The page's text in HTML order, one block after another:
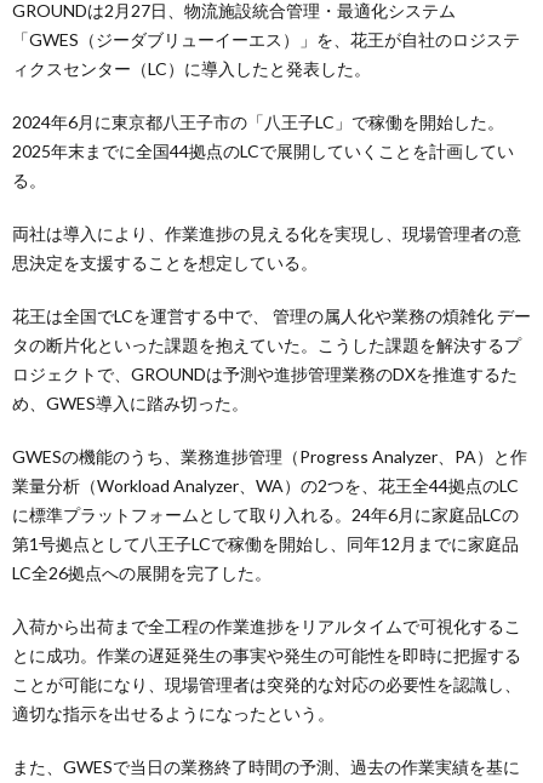
GROUNDは2月27日、物流施設統合管理・最適化システム
「GWES（ジーダブリューイーエス）」を、花王が自社のロジステ
ィクスセンター（LC）に導入したと発表した。
2024年6月に東京都八王子市の「八王子LC」で稼働を開始した。
2025年末までに全国44拠点のLCで展開していくことを計画してい
る。
両社は導入により、作業進捗の見える化を実現し、現場管理者の意
思決定を支援することを想定している。
花王は全国でLCを運営する中で、 管理の属人化や業務の煩雑化 デー
タの断片化といった課題を抱えていた。こうした課題を解決するプ
ロジェクトで、GROUNDは予測や進捗管理業務のDXを推進するた
め、GWES導入に踏み切った。
GWESの機能のうち、業務進捗管理（Progress Analyzer、PA）と作
業量分析（Workload Analyzer、WA）の2つを、花王全44拠点のLC
に標準プラットフォームとして取り入れる。24年6月に家庭品LCの
第1号拠点として八王子LCで稼働を開始し、同年12月までに家庭品
LC全26拠点への展開を完了した。
入荷から出荷まで全工程の作業進捗をリアルタイムで可視化するこ
とに成功。作業の遅延発生の事実や発生の可能性を即時に把握する
ことが可能になり、現場管理者は突発的な対応の必要性を認識し、
適切な指示を出せるようになったという。
また、GWESで当日の業務終了時間の予測、過去の作業実績を基に